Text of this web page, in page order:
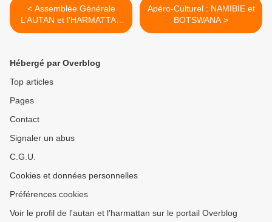
< Assemblée Générale
L’AUTAN et l’HARMATTAN
ce lundi 25 MARS 2019
Apéro-Culturel : NAMIBIE et
BOTSWANA >
Hébergé par Overblog
Top articles
Pages
Contact
Signaler un abus
C.G.U.
Cookies et données personnelles
Préférences cookies
Voir le profil de l'autan et l'harmattan sur le portail Overblog